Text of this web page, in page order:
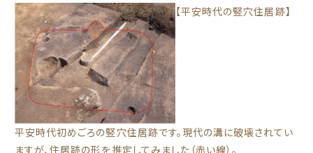
【平安時代の竪穴住居跡】
平安時代初めごろの竪穴住居跡です。現代の溝に破壊されてい
ますが、住居跡の形を推定してみました（赤い線）。